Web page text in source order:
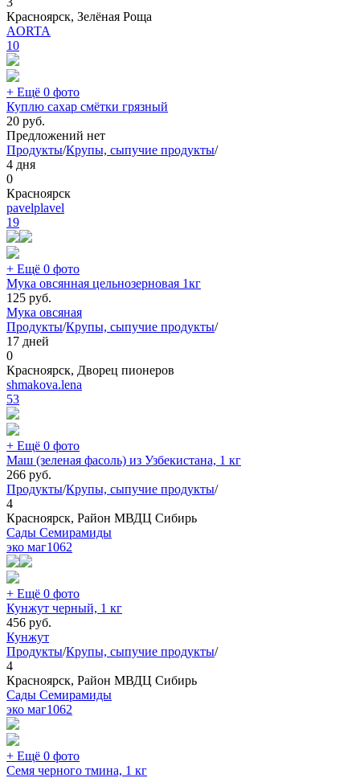
Красноярск, Зелёная Роща
AORTA
10
+ Ещё 0 фото
Куплю сахар смëтки грязный
20 руб.
Предложений нет
Продукты/Крупы, сыпучие продукты/
4 дня
0
Красноярск
pavelplavel
19
+ Ещё 0 фото
Мука овсянная цельнозерновая 1кг
125 руб.
Мука овсяная
Продукты/Крупы, сыпучие продукты/
17 дней
0
Красноярск, Дворец пионеров
shmakova.lena
53
+ Ещё 0 фото
Маш (зеленая фасоль) из Узбекистана, 1 кг
266 руб.
Продукты/Крупы, сыпучие продукты/
4
Красноярск, Район МВДЦ Сибирь
Сады Семирамиды
эко маг1062
+ Ещё 0 фото
Кунжут черный, 1 кг
456 руб.
Кунжут
Продукты/Крупы, сыпучие продукты/
4
Красноярск, Район МВДЦ Сибирь
Сады Семирамиды
эко маг1062
+ Ещё 0 фото
Семя черного тмина, 1 кг